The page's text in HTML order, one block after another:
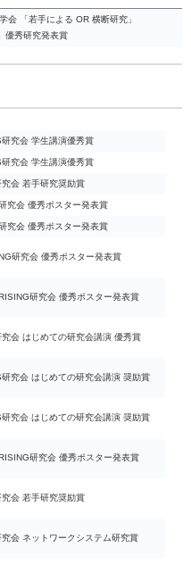
会 「若手による OR 横断研究」
優秀研究発表賞
研究会 学生講演優秀賞
研究会 学生講演優秀賞
究会 若手研究奨励賞
究会 優秀ポスター発表賞
究会 優秀ポスター発表賞
研究会 優秀ポスター発表賞
研究会 優秀ポスター発表賞
究会 はじめての研究会講演 優秀賞
研究会 はじめての研究会講演 奨励賞
研究会 はじめての研究会講演 奨励賞
研究会 優秀ポスター発表賞
究会 若手研究奨励賞
究会 ネットワークシステム研究賞